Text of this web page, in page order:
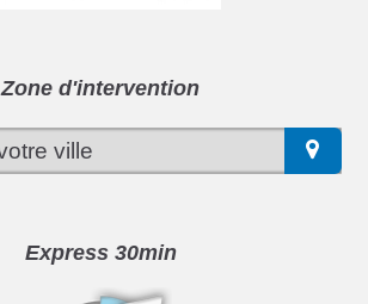
Zone d'intervention
Express 30min